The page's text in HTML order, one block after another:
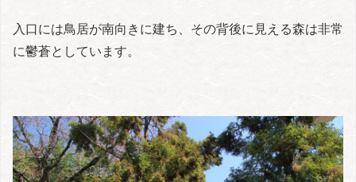
入口には鳥居が南向きに建ち、その背後に見える森は非常
に鬱蒼としています。